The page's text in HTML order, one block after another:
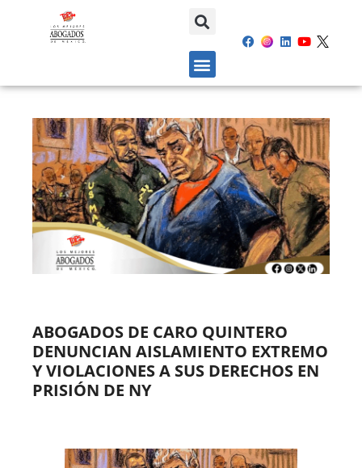
ABOGADOS DE CARO QUINTERO
DENUNCIAN AISLAMIENTO EXTREMO
Y VIOLACIONES A SUS DERECHOS EN
PRISIÓN DE NY